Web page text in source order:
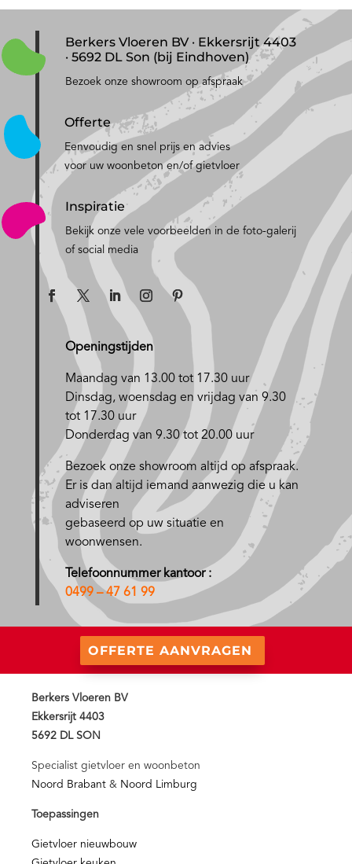
Berkers Vloeren BV · Ekkersrijt 4403
· 5692 DL Son (bij Eindhoven)
Bezoek onze showroom op afspraak
Offerte
Eenvoudig en snel prijs en advies
voor uw woonbeton en/of gietvloer
Inspiratie
Bekijk onze vele voorbeelden in de foto-galerij
of social media
Openingstijden
Maandag van 13.00 tot 17.30 uur
Dinsdag, woensdag en vrijdag van 9.30
tot 17.30 uur
Donderdag van 9.30 tot 20.00 uur
Bezoek onze showroom altijd op afspraak.
Er is dan altijd iemand aanwezig die u kan
adviseren
gebaseerd op uw situatie en
woonwensen.
Telefoonnummer kantoor :
0499 – 47 61 99
OFFERTE AANVRAGEN
Berkers Vloeren BV
Ekkersrijt 4403
5692 DL SON
Specialist gietvloer en woonbeton
Noord Brabant & Noord Limburg
Toepassingen
Gietvloer nieuwbouw